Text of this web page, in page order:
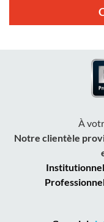
À
Notre clientèle
Institutionnel